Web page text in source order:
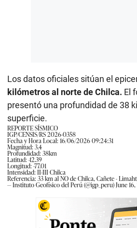
Los datos oficiales sitúan el
kilómetros al norte de Chilca. El
presentó una profundidad de 38
superficie.
REPORTE SÍSMICO
IGP/CENSIS/RS 2026-0358
Fecha y Hora Local: 16/06/2026 09:24:31
Magnitud: 3.4
Profundidad: 38km
Latitud: -12.39
Longitud: -77.01
Intensidad: II-III Chilca
Referencia: 33 km al NO de Chilca, Cañete - Lima
— Instituto Geofísico del Perú (@igp_peru)June